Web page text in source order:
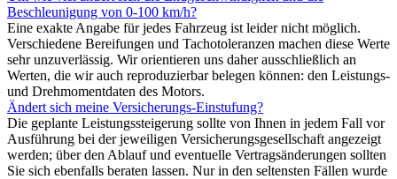
Beschleunigung von 0-100 km/h?
Eine exakte Angabe für jedes Fahrzeug ist leider nicht möglich.
Verschiedene Bereifungen und Tachotoleranzen machen diese Werte
sehr unzuverlässig. Wir orientieren uns daher ausschließlich an
Werten, die wir auch reproduzierbar belegen können: den Leistungs-
und Drehmomentdaten des Motors.
Ändert sich meine Versicherungs-Einstufung?
Die geplante Leistungssteigerung sollte von Ihnen in jedem Fall vor
Ausführung bei der jeweiligen Versicherungsgesellschaft angezeigt
werden; über den Ablauf und eventuelle Vertragsänderungen sollten
Sie sich ebenfalls beraten lassen. Nur in den seltensten Fällen wurde